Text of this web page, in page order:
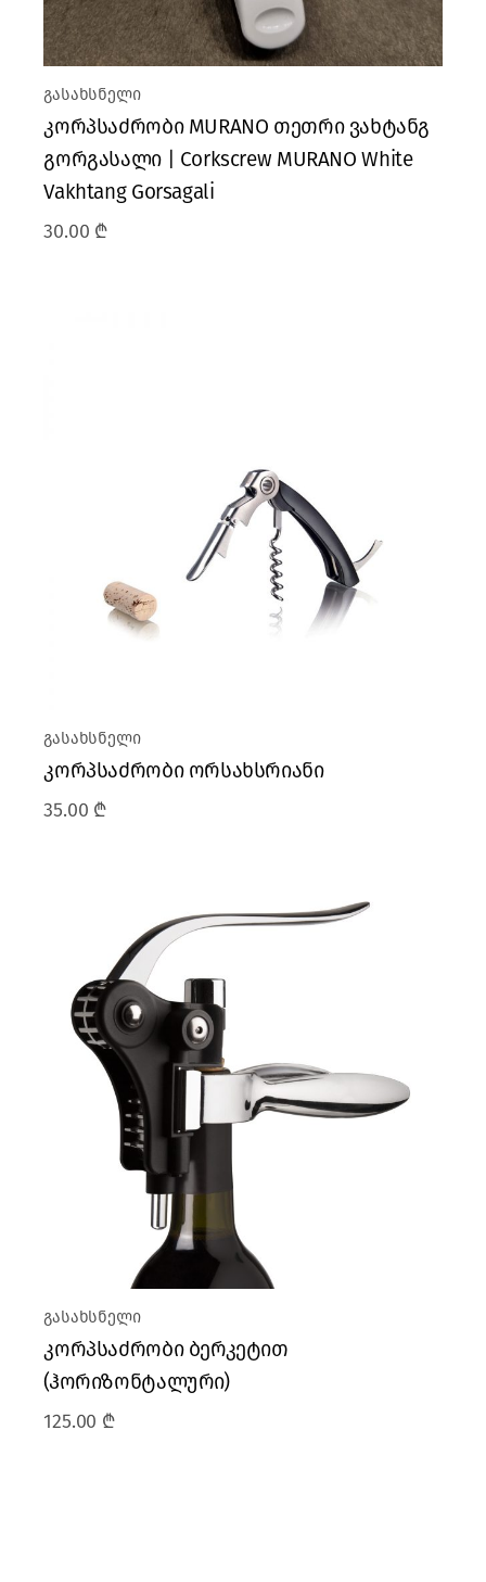
გასახსნელი
კორპსაძრობი MURANO თეთრი ვახტანგ
გორგასალი | Corkscrew MURANO White
Vakhtang Gorsagali
30.00 ₾
გასახსნელი
კორპსაძრობი ორსახსრიანი
35.00 ₾
გასახსნელი
კორპსაძრობი ბერკეტით
(ჰორიზონტალური)
125.00 ₾